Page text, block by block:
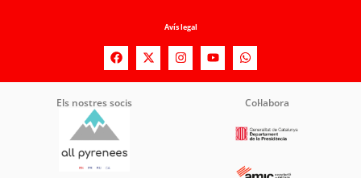
Avís legal
Els nostres socis Col·labora